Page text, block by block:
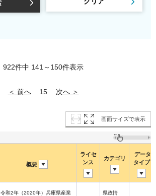
922件中 141～150件表示
＜ 前へ 15 次へ ＞
画面サイズで表示
概要
ライセ
ンス
カテゴリ
データ
タイプ
令和2年（2020年）兵庫県産業
県政情